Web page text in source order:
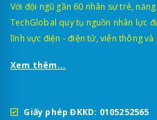
Với đội ngũ gần 60 nhân sự trẻ,
TechGlobal quy tụ nguồn nhân lực
lĩnh vực điện - điện tử, viễn thông
Xem thêm...
Giấy phép ĐKKD: 0105252565